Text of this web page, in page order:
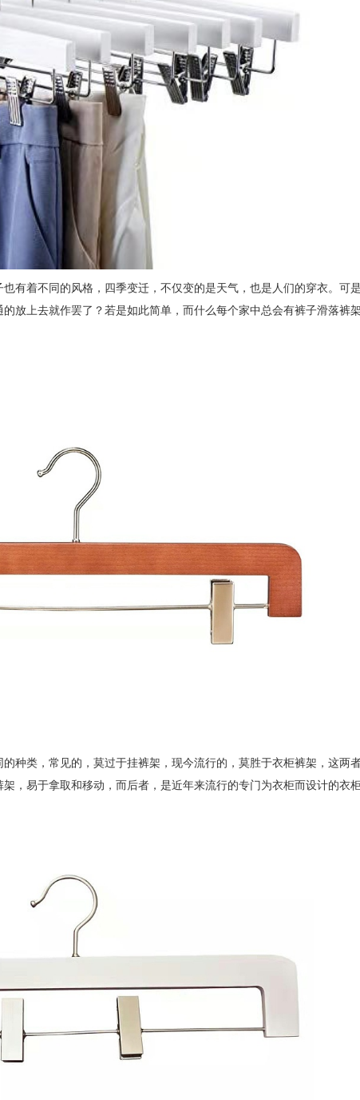
有着不同的风格，四季变迁，不仅变的是天气，也是人们的穿衣。可
的放上去就作罢了？若是如此简单，而什么每个家中总会有裤子滑落裤
种类，常见的，莫过于挂裤架，现今流行的，莫胜于衣柜裤架，这两
，易于拿取和移动，而后者，是近年来流行的专门为衣柜而设计的衣柜